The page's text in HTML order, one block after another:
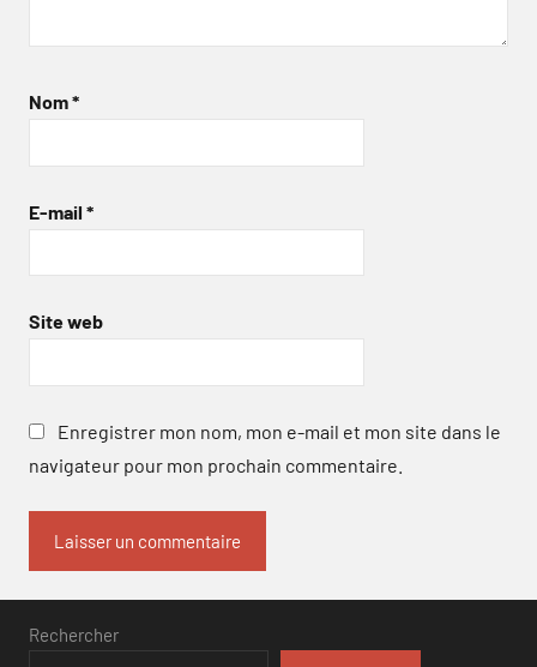
Nom*
E-mail *
Site web
Enregistrer mon nom, mon e-mail et mon site dans le
navigateur pour mon prochain commentaire.
Rechercher